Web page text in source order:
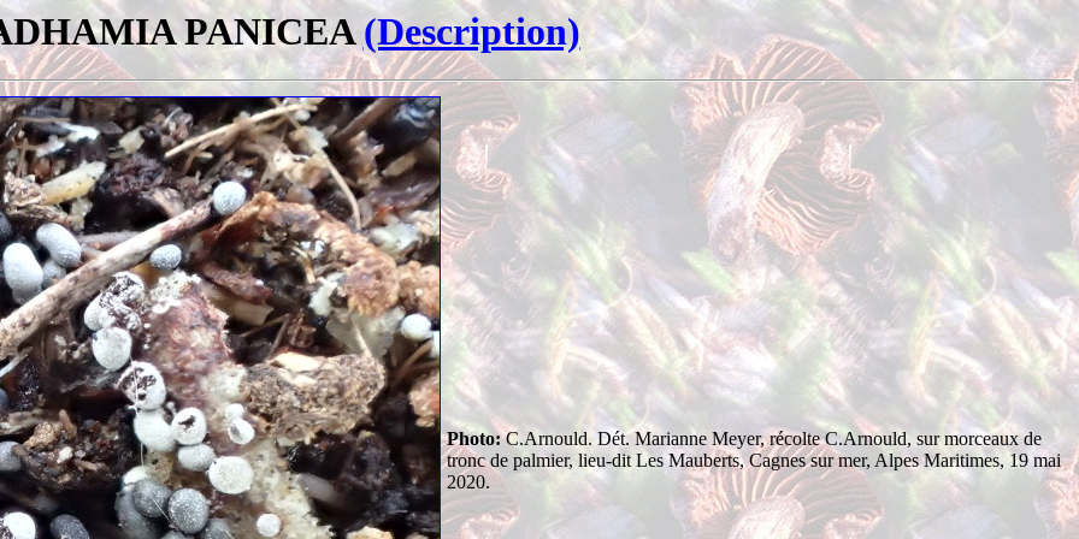
PANICEA(Description)
Photo:C.Arnould. Dét. Marianne Meyer, récolte C.Arnould, sur morceaux de
tronc de palmier, lieu-dit Les Mauberts, Cagnes sur mer, Alpes Maritimes, 19 mai
2020.